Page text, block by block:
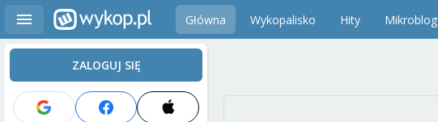
Główna Wykopalisko Hity Mikroblog
ZALOGUJ SIĘ